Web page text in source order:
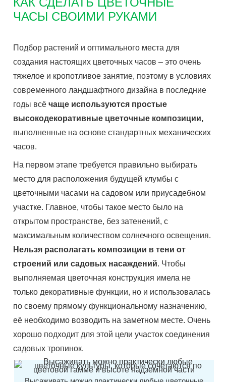
ЧАСЫ СВОИМИ РУКАМИ
Подбор растений и оптимального места для
создания настоящих цветочных часов – это очень
тяжелое и кропотливое занятие, поэтому в условиях
современного ландшафтного дизайна в последние
годы всёчаще используются простые
высокодекоративные цветочные композиции,
выполненные на основе стандартных механических
часов.
На первом этапе требуется правильно выбирать
место для расположения будущей клумбы с
цветочными часами на садовом или приусадебном
участке. Главное, чтобы такое место было на
открытом пространстве, без затенений, с
максимальным количеством солнечного освещения.
Нельзя располагать композиции в тени от
строений или садовых насаждений. Чтобы
выполняемая цветочная конструкция имела не
только декоративные функции, но и использовалась
по своему прямому функциональному назначению,
её необходимо возводить на заметном месте. Очень
хорошо подходит для этой цели участок соединения
садовых тропинок.